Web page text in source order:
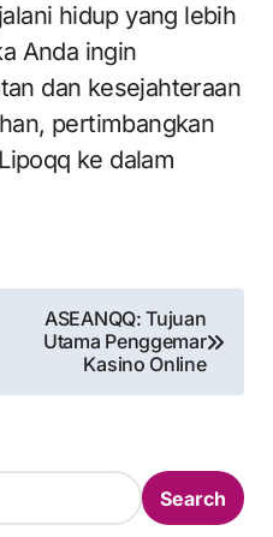
hidup yang lebih
Anda ingin
dan kesejahteraan
pertimbangkan
ke dalam
ASEANQQ: Tujuan
Utama Penggemar
Kasino Online
Search